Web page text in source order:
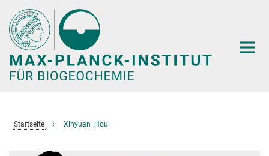
Hauptinhalt
Startseite Xinyuan Hou